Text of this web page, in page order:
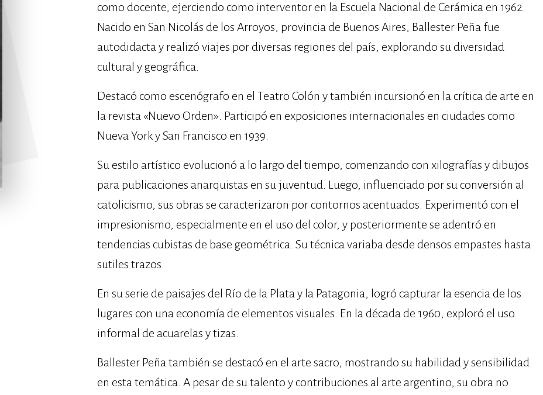
como docente, ejerciendo como interventor en la Escuela Nacional de Cerámica en 1962.
Nacido en San Nicolás de los Arroyos, provincia de Buenos Aires, Ballester Peña fue
autodidacta y realizó viajes por diversas regiones del país, explorando su diversidad
cultural y geográfica.
Destacó como escenógrafo en el Teatro Colón y también incursionó en la crítica de arte en
la revista «Nuevo Orden». Participó en exposiciones internacionales en ciudades como
Nueva York y San Francisco en 1939.
Su estilo artístico evolucionó a lo largo del tiempo, comenzando con xilografías y dibujos
para publicaciones anarquistas en su juventud. Luego, influenciado por su conversión al
catolicismo, sus obras se caracterizaron por contornos acentuados. Experimentó con el
impresionismo, especialmente en el uso del color, y posteriormente se adentró en
tendencias cubistas de base geométrica. Su técnica variaba desde densos empastes hasta
sutiles trazos.
En su serie de paisajes del Río de la Plata y la Patagonia, logró capturar la esencia de los
lugares con una economía de elementos visuales. En la década de 1960, exploró el uso
informal de acuarelas y tizas.
Ballester Peña también se destacó en el arte sacro, mostrando su habilidad y sensibilidad
en esta temática. A pesar de su talento y contribuciones al arte argentino, su obra no